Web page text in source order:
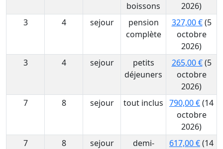
boissons
2026)
3
4 sejour
pension
complète
327,00 €(5
octobre
2026)
3
4 sejour
petits
déjeuners
265,00 €(5
octobre
2026)
7
8 sejour tout inclus 790,00 €(14
octobre
2026)
7
8 sejour
demi-
617,00 €(14